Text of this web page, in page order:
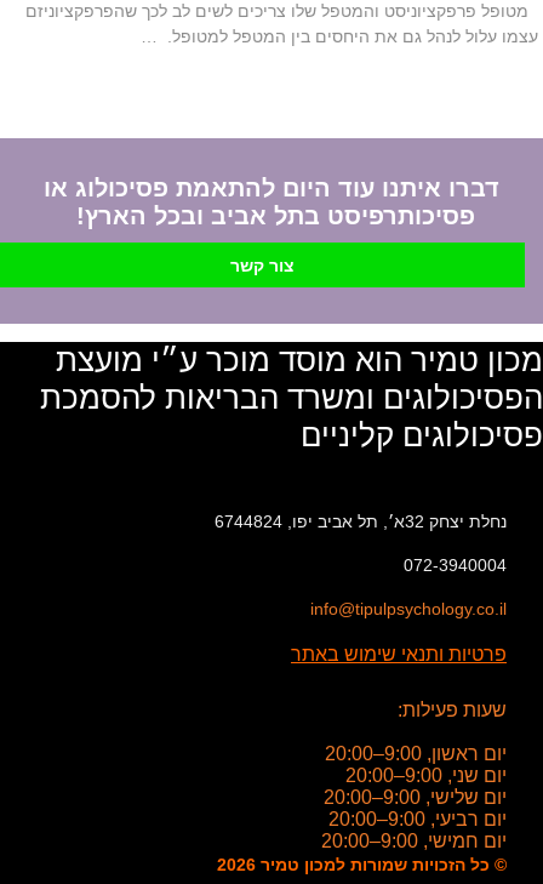
מטופל פרפקציוניסט והמטפל שלו צריכים לשים לב לכך שהפרפקציוניזם
עצמו עלול לנהל גם את היחסים בין המטפל למטופל. …
דברו איתנו עוד היום להתאמת פסיכולוג או
פסיכותרפיסט בתל אביב ובכל הארץ!
צור קשר
מכון טמיר הוא מוסד מוכר ע״י מועצת
הפסיכולוגים ומשרד הבריאות להסמכת
פסיכולוגים קליניים
נחלת יצחק 32א׳, תל אביב יפו, 6744824
072-3940004
info@tipulpsychology.co.il
פרטיות ותנאי שימוש באתר
שעות פעילות:
יום ראשון, 9:00–20:00
יום שני, 9:00–20:00
יום שלישי, 9:00–20:00
יום רביעי, 9:00–20:00
יום חמישי, 9:00–20:00
© כל הזכויות שמורות למכון טמיר 2026